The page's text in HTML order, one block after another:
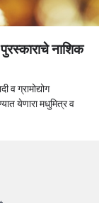
नाशिक
व ग्रामोद्योग
येणारा मधुमित्र व